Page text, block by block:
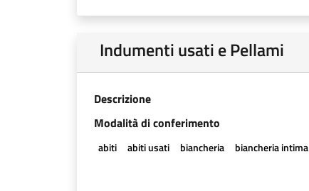
Indumenti usati e Pellami
Descrizione
Modalità di conferimento
abiti abiti usati biancheria biancheria intima